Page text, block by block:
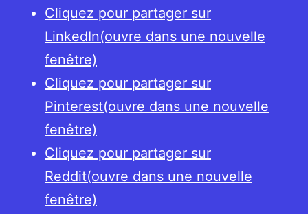
Cliquez pour partager sur
LinkedIn(ouvre dans une nouvelle
fenêtre)
Cliquez pour partager sur
Pinterest(ouvre dans une nouvelle
fenêtre)
Cliquez pour partager sur
Reddit(ouvre dans une nouvelle
fenêtre)